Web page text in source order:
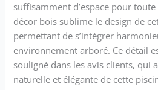
suffisamment d’espace pour
décor bois sublime le design de
permettant de s’intégrer
environnement arboré. Ce détail
souligné dans les avis clients, qui
naturelle et élégante de cette